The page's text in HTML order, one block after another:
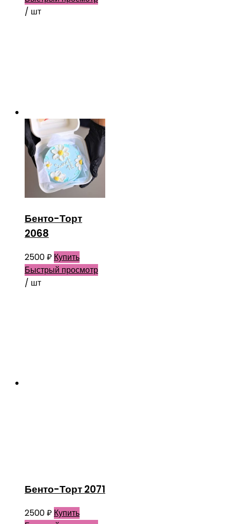
/ шт
Бенто-Торт
2068
2500₽ Купить
Быстрый просмотр
/ шт
Бенто-Торт 2071
2500₽ Купить